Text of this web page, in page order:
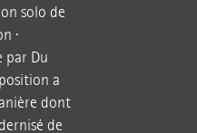
solo de
·
par Du
a
dont
de